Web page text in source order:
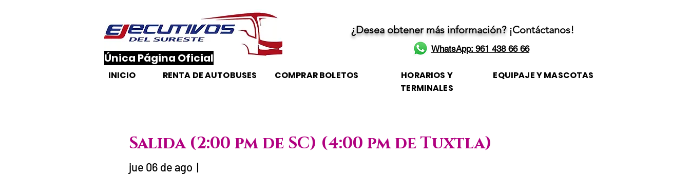
​Única Página Oficial
¿Desea obtener más información? ¡Contáctanos!
WhatsApp: 961 438 66 66
INICIO RENTA DE AUTOBUSES COMPRAR BOLETOS
HORARIOS Y
TERMINALES
EQUIPAJE Y MASCOTAS
Salida (2:00 pm de SC) (4:00 pm de Tuxtla)
jue 06 de ago
  |